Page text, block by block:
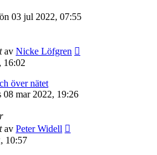
03 jul 2022, 07:55
av Nicke Löfgren
16:02
över nätet
08 mar 2022, 19:26
av Peter Widell
10:57